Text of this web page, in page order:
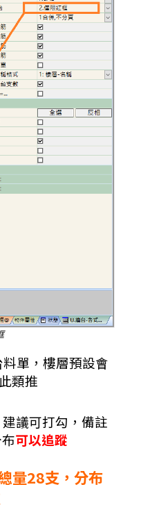
單，樓層預設會
類推
議可打勾，備註
可以追蹤
量28支，分布